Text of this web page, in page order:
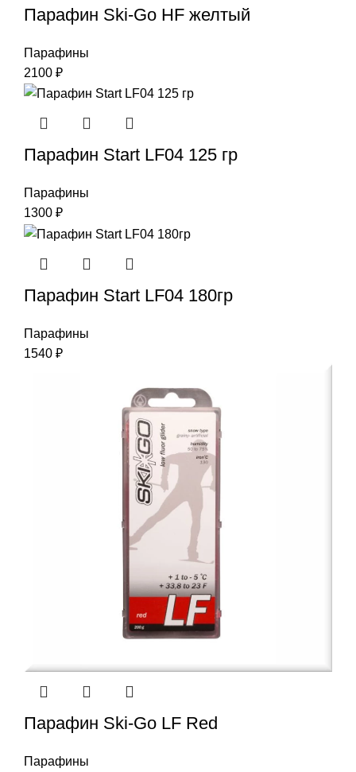
1300 ₽
Парафин Ski-Go HF желтый
Парафины
2100 ₽
Парафин Start LF04 125 гр
Парафины
1300 ₽
Парафин Start LF04 180гр
Парафины
1540 ₽
Парафин Ski-Go LF Red
Парафины